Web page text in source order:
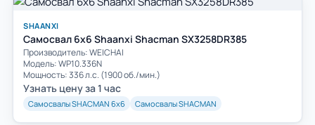
SHAANXI
Самосвал 6x6 Shaanxi Shacman SX3258DR385
Производитель: WEICHAI
Модель: WP10.336N
Мощность: 336 л.с. (1900 об./мин.)
Узнать цену за 1 час
Самосвалы SHACMAN 6х6 Самосвалы SHACMAN